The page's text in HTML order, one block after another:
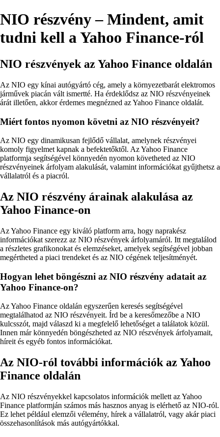
NIO részvény – Mindent, amit
tudni kell a Yahoo Finance-ról
NIO részvények az Yahoo Finance oldalán
Az NIO egy kínai autógyártó cég, amely a környezetbarát elektromos
járművek piacán vált ismertté. Ha érdeklődsz az NIO részvényeinek
árát illetően, akkor érdemes megnézned az Yahoo Finance oldalát.
Miért fontos nyomon követni az NIO részvényeit?
Az NIO egy dinamikusan fejlődő vállalat, amelynek részvényei
komoly figyelmet kapnak a befektetőktől. Az Yahoo Finance
platformja segítségével könnyedén nyomon követheted az NIO
részvényeinek árfolyam alakulását, valamint információkat gyűjthetsz a
vállalatról és a piacról.
Az NIO részvény árainak alakulása az
Yahoo Finance-on
Az Yahoo Finance egy kiváló platform arra, hogy naprakész
információkat szerezz az NIO részvények árfolyamáról. Itt megtalálod
a részletes grafikonokat és elemzéseket, amelyek segítségével jobban
megértheted a piaci trendeket és az NIO cégének teljesítményét.
Hogyan lehet böngészni az NIO részvény adatait az
Yahoo Finance-on?
Az Yahoo Finance oldalán egyszerűen keresés segítségével
megtalálhatod az NIO részvényeit. Írd be a keresőmezőbe a NIO
kulcsszót, majd válaszd ki a megfelelő lehetőséget a találatok közül.
Innen már könnyedén böngészheted az NIO részvények árfolyamait,
híreit és egyéb fontos információkat.
Az NIO-ról további információk az Yahoo
Finance oldalán
Az NIO részvényekkel kapcsolatos információk mellett az Yahoo
Finance platformján számos más hasznos anyag is elérhető az NIO-ról.
Ez lehet például elemzői vélemény, hírek a vállalatról, vagy akár piaci
összehasonlítások más autógyártókkal.